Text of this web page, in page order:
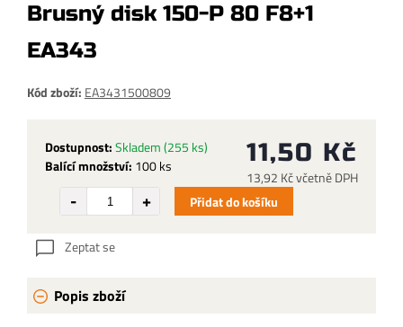
Brusný disk 150-P 80 F8+1
EA343
Kód zboží: EA3431500809
Dostupnost:Skladem(255 ks)
Balící množství: 100 ks 11,50 Kč
13,92 Kč včetně DPH
Přidat do košíku
Zeptat se
Popis zboží